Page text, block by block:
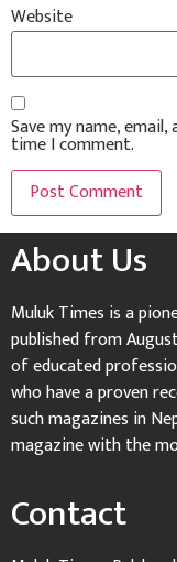
Website
Save my name,
time I comment.
About Us
Muluk Times is a
published from
of educated
who have a proven
such magazines in
magazine with the
Contact